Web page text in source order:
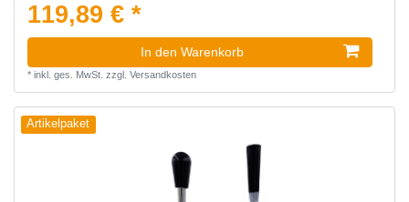
119,89 € *
In den Warenkorb
* inkl. ges. MwSt. zzgl. Versandkosten
Artikelpaket